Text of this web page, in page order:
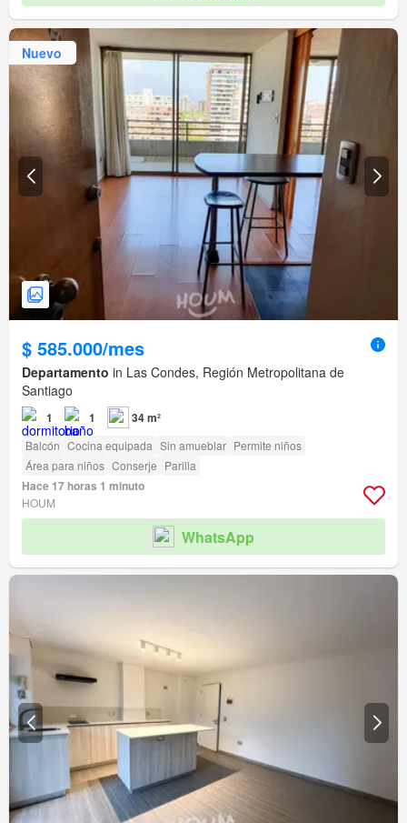
Nuevo
$ 585.000/mes
Departamento in Las Condes, Región Metropolitana de
Santiago
1 1 34 m²
Balcón Cocina equipada Sin amueblar Permite niños
Área para niños Conserje Parilla
Hace 17 horas 1 minuto
HOUM
WhatsApp